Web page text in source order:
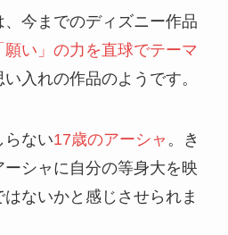
今までのディズニー作品
願い」の力を直球でテーマ
入れの作品のようです。
らない17歳のアーシャ 。き
シャに自分の等身大を映
ないかと感じさせられま